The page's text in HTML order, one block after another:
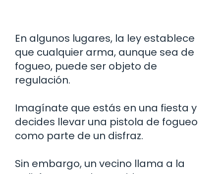
En algunos lugares, la ley establece
que cualquier arma, aunque sea de
fogueo, puede ser objeto de
regulación.
Imagínate que estás en una fiesta y
decides llevar una pistola de fogueo
como parte de un disfraz.
Sin embargo, un vecino llama a la